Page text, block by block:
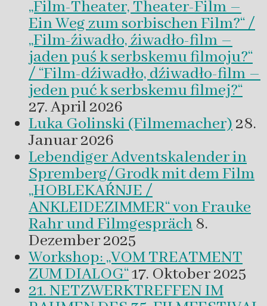
„Film-Theater, Theater-Film –
Ein Weg zum sorbischen Film?“ /
„Film-źiwadło, źiwadło-film –
jaden puś k serbskemu filmoju?“
/ “Film-dźiwadło, dźiwadło-film –
jeden puć k serbskemu filmej?“
27. April 2026
Luka Golinski (Filmemacher)28.
Januar 2026
Lebendiger Adventskalender in
Spremberg/Grodk mit dem Film
„HOBLEKAŔNJE /
ANKLEIDEZIMMER“ von Frauke
Rahr und Filmgespräch 8.
Dezember 2025
Workshop: „VOM TREATMENT
ZUM DIALOG“17. Oktober 2025
21. NETZWERKTREFFEN IM